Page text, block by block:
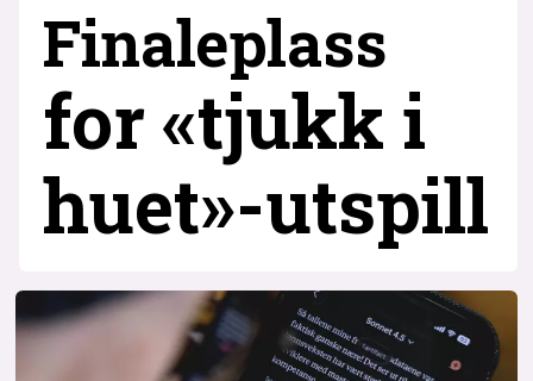
Finaleplass
for «tjukk i
huet»-utspill